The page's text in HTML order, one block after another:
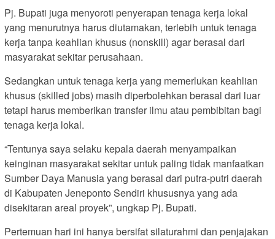
Pj. Bupati juga menyoroti penyerapan tenaga kerja lokal
yang menurutnya harus diutamakan, terlebih untuk tenaga
kerja tanpa keahlian khusus (nonskill) agar berasal dari
masyarakat sekitar perusahaan.
Sedangkan untuk tenaga kerja yang memerlukan keahlian
khusus (skilled jobs) masih diperbolehkan berasal dari luar
tetapi harus memberikan transfer ilmu atau pembibitan bagi
tenaga kerja lokal.
“Tentunya saya selaku kepala daerah menyampaikan
keinginan masyarakat sekitar untuk paling tidak manfaatkan
Sumber Daya Manusia yang berasal dari putra-putri daerah
di Kabupaten Jeneponto Sendiri khususnya yang ada
disekitaran areal proyek”, ungkap Pj. Bupati.
Pertemuan hari ini hanya bersifat silaturahmi dan penjajakan